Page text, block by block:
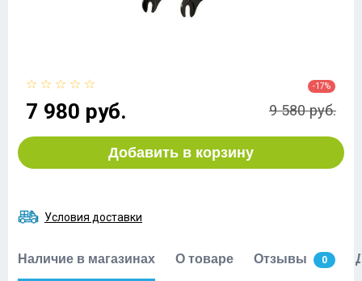
7 980 руб.
-17%
9 580 руб.
Добавить в корзину
Условия доставки
Наличие в магазинах О товаре Отзывы 0